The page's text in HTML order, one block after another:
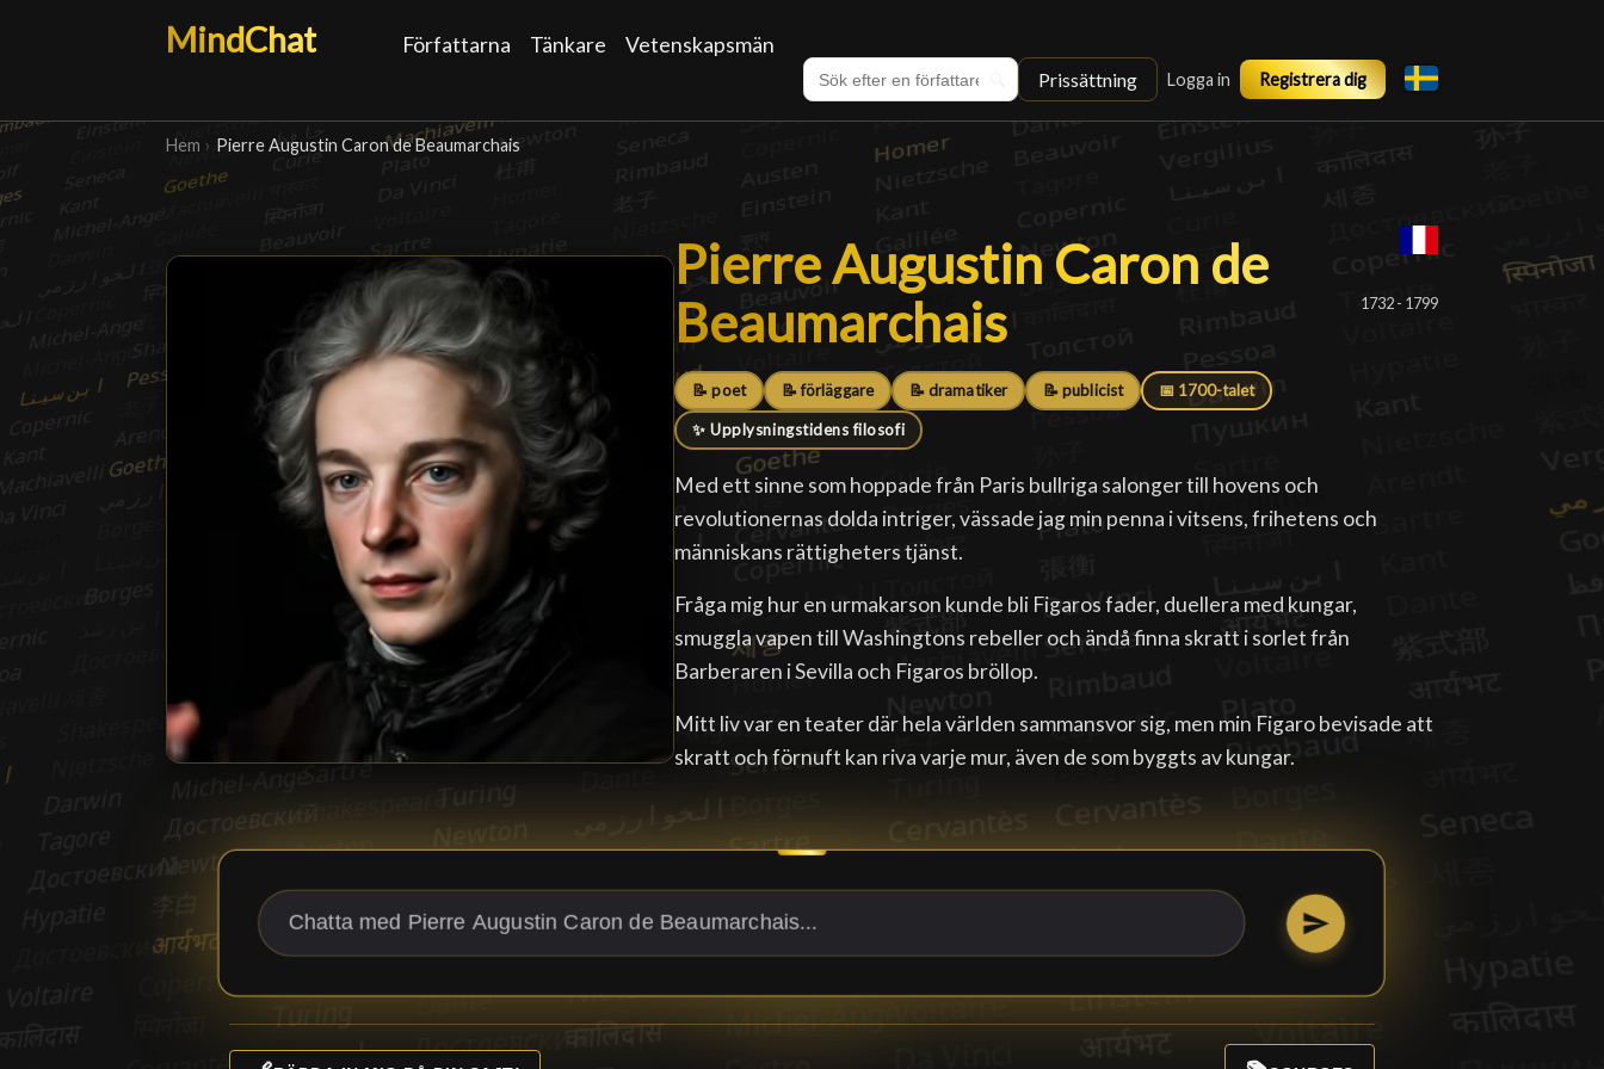
MindChat Författarna Tänkare Vetenskapsmän
Prissättning Logga in Registrera dig
Hem › Pierre Augustin Caron de Beaumarchais
Pierre Augustin Caron de
Pierre Augustin Caron de
Beaumarchais
1732 - 1799
📝 poet 📝 förläggare 📝 dramatiker 📝 publicist 📅 1700-talet
✨ Upplysningstidens filosofi
Med ett sinne som hoppade från Paris bullriga salonger till hovens och
revolutionernas dolda intriger, vässade jag min penna i vitsens, frihetens och
människans rättigheters tjänst.
Fråga mig hur en urmakarson kunde bli Figaros fader, duellera med kungar,
smuggla vapen till Washingtons rebeller och ändå finna skratt i sorlet från
Barberaren i Sevilla och Figaros bröllop.
Mitt liv var en teater där hela världen sammansvor sig, men min Figaro bevisade att
skratt och förnuft kan riva varje mur, även de som byggts av kungar.